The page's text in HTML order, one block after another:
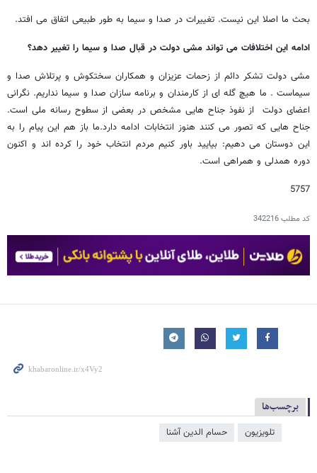
بحث ما اصلا این نیست. تغییرات در صدا و سیما به طور طبیعی اتفاق می افتد.
ادامه این اختلافات می تواند مشی دولت در قبال صدا و سیما را تغییر دهد؟
مشی دولت تشکر دائم از زحمات عزیزان و همکاران سختکوش و پرتلاش صدا و
سیماست . ما هیچ گله ای از کارمندان و برنامه سازان صدا و سیما نداریم. نگرانی
اعضای دولت از نفوذ جناح هایی مشخص در بعضی از سطوح رسانه ملی است.
جناح هایی که تصور می کنند هنوز انتخابات ادامه دارد.ما باز هم این پیام را به
این دوستان می دهیم: بیایید باور کنیم مردم انتخاب خود را کرده اند و اکنون
دوره همدلی و همراهی است.
5757
کد مطلب342216
برچسب‌ها
تلویزیون حسام‌ الدین آشنا